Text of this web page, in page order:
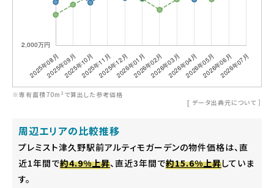
※専有面積70m²で算出した参考価格
[ データ出典元について ］
周辺エリアの比較推移
プレミスト津久野駅前アルティモガーデンの物件価格は、直
近1年間で約4.9%上昇、直近3年間で約15.6%上昇していま
す。